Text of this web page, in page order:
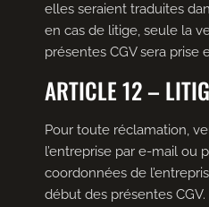
elles seraient traduites
en cas de litige, seule la
présentes CGV sera prise
ARTICLE 12 –
Pour toute réclamation,
l’entreprise par e-mail ou
coordonnées de
début des présentes CGV.